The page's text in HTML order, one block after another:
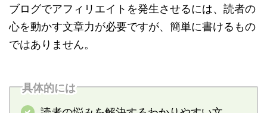
ブログでアフィリエイトを発生させるには、読者の
心を動かす文章力が必要ですが、簡単に書けるもの
ではありません。
具体的には